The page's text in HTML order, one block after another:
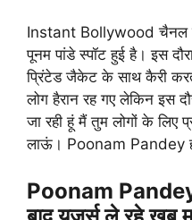
Instant Bollywood चैनल से
पूनम पांडे स्पॉट हुई है। इस
प्रिंटेड जैकेट के साथ कैरी
लोग हैरान रह गए लेकिन इस
जा रही हूं मैं तुम लोगों के
लाऊं। Poonam Pandey
Poonam Pandey